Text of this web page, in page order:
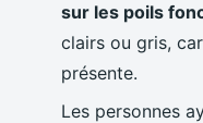
sur les poils
clairs ou gris,
présente.
Les personnes